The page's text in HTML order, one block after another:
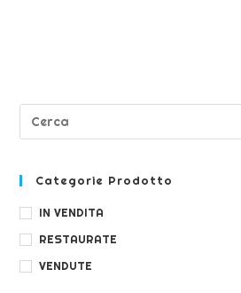
Categorie Prodotto
IN VENDITA
RESTAURATE
VENDUTE